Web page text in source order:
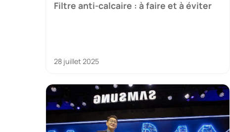
Filtre anti-calcaire : à faire et à éviter
28 juillet 2025